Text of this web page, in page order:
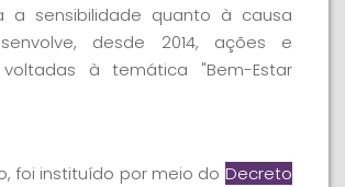
a sensibilidade quanto à causa
desde 2014, ações e
à temática "Bem-Estar
foi instituído por meio do Decreto